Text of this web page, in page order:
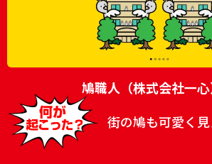
鳩職人（株式会社一心
街の鳩も可愛く